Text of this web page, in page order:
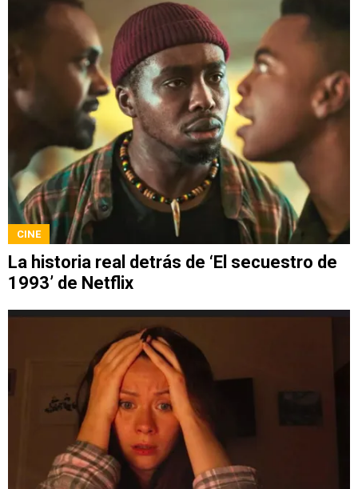
CINE
La historia real detrás de ‘El secuestro de
1993’ de Netflix